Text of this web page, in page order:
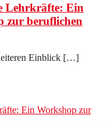
Lehrkräfte: Ein
zur beruflichen
Einblick […]